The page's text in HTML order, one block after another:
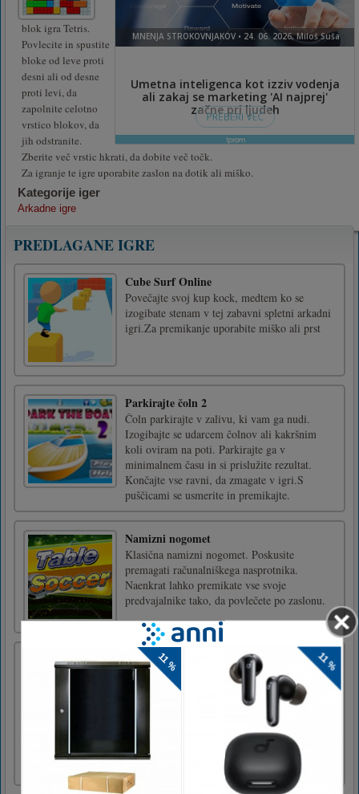
blok igra Tetris.
Povlecite in spustite
bloke od leve proti
desni ali od desne
proti levi, da
zapolnite celotno
vrstico blokov, da
jih odstranite.
Zberite več vrstic hkrati, da dobite več točk.
Za igranje te igre uporabite zaslon na dotik ali miško.
Kategorije iger
Arkadne igre
PREDLAGANE IGRE
Cube Surf Online
Povečajte svoj kup kock, medtem ko se
izogibate stenam v tej zabavni spletni arkadni
igri.Za premikanje uporabite miško ali prst
Parkirajte čoln 2
Čoln parkirajte v zalivu, ki vam ga nudi.
Izogibajte se udarcem čolnov ali kakršnim
koli oviram na poti. Parkirajte ga v
minimalnem času in si prislužite rezultat.
Končajte vse ravni, da zmagate v igri.S
puščicami se usmerite in premikajte.
Namizni nogomet
Klasična namizni nogomet. Poskusite
premagati računalniškega nasprotnika.
Naenkrat lahko premikate vse svoje
predvajalnike tako, da povlečete po zaslonu.
Pustolovska igra Super Miraculous
Ladybug
Super pustolovščina Ladybug! Bodite
pripravljeni na uživanje v tej igri skakanja in
teka! Nikoli ne zamudite! Pustolovska igra
Super Miraculous Ladybug: teci, skakaj in
raziskuj arkade. Potujte po nevarnem gozdu, vulkanu, puščavi,
močvirju, strojnici itd. Zberite kovance, zlato, [...]